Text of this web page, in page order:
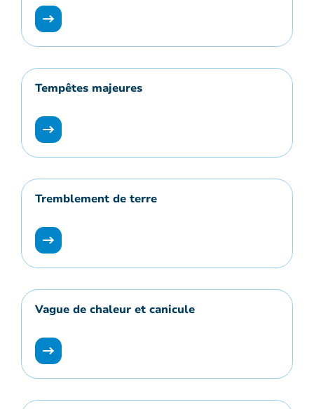
Tempêtes majeures
Tremblement de terre
Vague de chaleur et canicule